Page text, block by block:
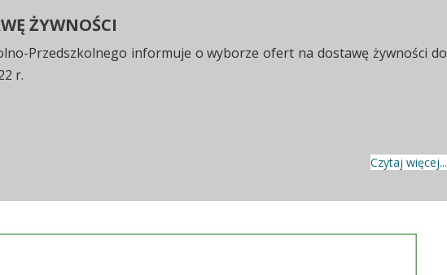
ŻYWNOŚCI
Przedszkolnego informuje o wyborze ofert na dostawę żywności do
r.
Czytaj więcej...